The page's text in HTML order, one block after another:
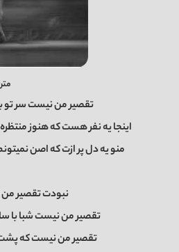
تقصیر من نیست سر تو
اینجا یه نفر هست که هنوز
منو یه دل پر ازت که اصن
نبودت تقصیر
تقصیر من نیست شبا با
تقصیر من نیست که پشت